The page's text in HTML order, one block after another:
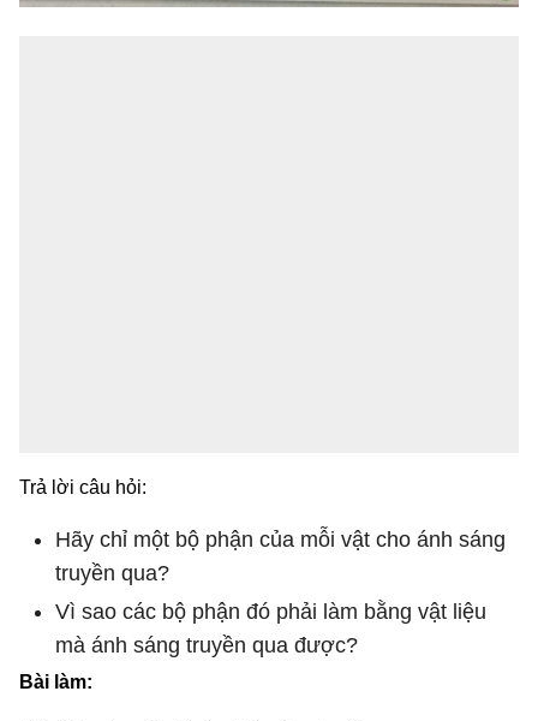
Trả lời câu hỏi:
Hãy chỉ một bộ phận của mỗi vật cho ánh sáng
truyền qua?
Vì sao các bộ phận đó phải làm bằng vật liệu
mà ánh sáng truyền qua được?
Bài làm: